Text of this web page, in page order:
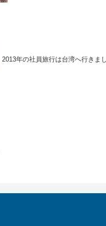
2013年の社員旅行は台湾へ行きま